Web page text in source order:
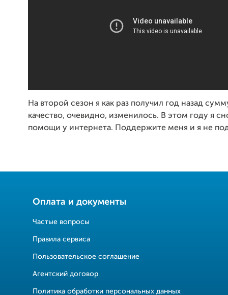
На второй сезон я как раз получил год назад
качество, очевидно, изменилось. В этом году я
помощи у интернета. Поддержите меня и я не
Оплата и документы
Частые вопросы
Правила сервиса
Пользовательское соглашение
Агентский договор
Политика обработки персональных данных